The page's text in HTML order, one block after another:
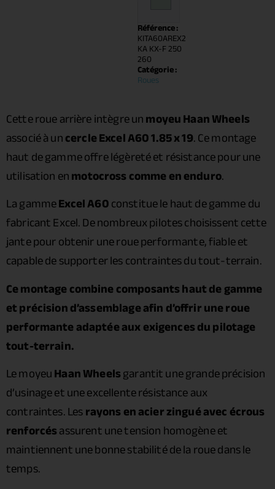
Référence :
KITA60AREX2
KA KX-F 250
260
Catégorie :
Roues
Cette roue arrière intègre unmoyeu Haan Wheels
associé à uncercle Excel A60 1.85 x 19. Ce montage
haut de gamme offre légèreté et résistance pour une
utilisation enmotocross comme en enduro.
La gammeExcel A60constitue le haut de gamme du
fabricant Excel. De nombreux pilotes choisissent cette
jante pour obtenir une roue performante, fiable et
capable de supporter les contraintes du tout-terrain.
Ce montage combine composants haut de gamme
et précision d’assemblage afin d’offrir une roue
performante adaptée aux exigences du pilotage
tout-terrain.
Le moyeuHaan Wheelsgarantit une grande précision
d’usinage et une excellente résistance aux
contraintes. Lesrayons en acier zingué avec écrous
renforcésassurent une tension homogène et
maintiennent une bonne stabilité de la roue dans le
temps.